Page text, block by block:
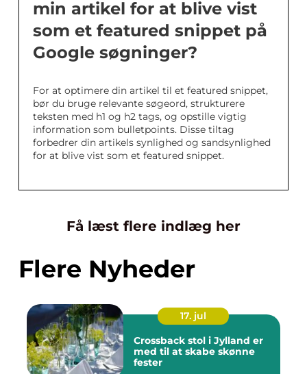
min artikel for at blive vist
som et featured snippet på
Google søgninger?
For at optimere din artikel til et featured snippet,
bør du bruge relevante søgeord, strukturere
teksten med h1 og h2 tags, og opstille vigtig
information som bulletpoints. Disse tiltag
forbedrer din artikels synlighed og sandsynlighed
for at blive vist som et featured snippet.
Få læst flere indlæg her
Flere Nyheder
17. jul
Crossback stol i Jylland er
med til at skabe skønne
fester